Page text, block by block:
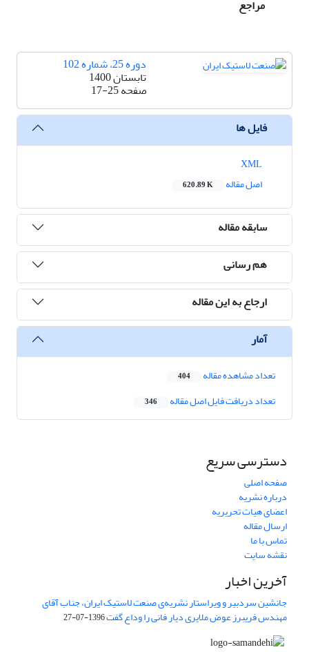
مراجع
دوره 25، شماره 102
تابستان 1400
صفحه17-25
فایل ها
اصل مقاله
620.89 K
سابقه مقاله
هم رسانی
ارجاع به این مقاله
آمار
تعداد مشاهده مقاله 404
تعداد دریافت فایل اصل مقاله 346
دسترسی سریع
صفحه اصلی
درباره نشریه
اعضای هیات تحریریه
ارسال مقاله
تماس با ما
نقشه سایت
آخرین اخبار
جانشین سردبیر و ویراستار نشریه‌ی صنعت لاستیک ایران، جناب آقای
مهندس فریبرز عوض ملایری دیار فانی را وداع گفت1396-07-27